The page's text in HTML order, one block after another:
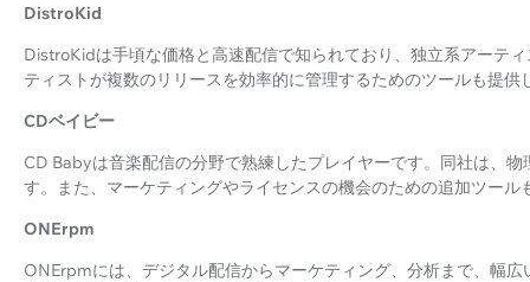
DistroKid
DistroKidは手頃な価格と高速配信で知られており、独立系アーテ
ティストが複数のリリースを効率的に管理するためのツールも提供
CDベイビー
CD Babyは音楽配信の分野で熟練したプレイヤーです。同社は、
す。また、マーケティングやライセンスの機会のための追加ツール
ONErpm
ONErpmには、デジタル配信からマーケティング、分析まで、幅